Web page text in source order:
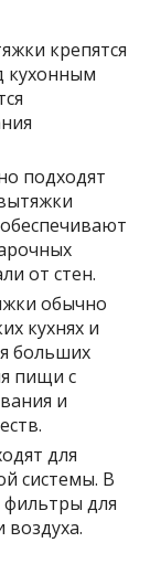
крепятся
кухонным
подходят
от стен.
обычно
кухнях и
больших
пищи с
и
для
системы. В
фильтры для